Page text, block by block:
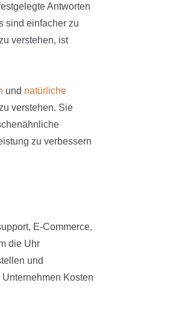
Antworten
sind einfacher zu
verstehen, ist
und natürliche
verstehen. Sie
zu verbessern
E-Commerce,
die Uhr
und
Kosten